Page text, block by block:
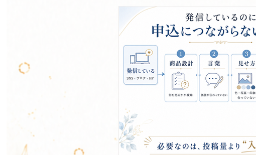
集客の入口をつくることです。 ここで
いう「色」は、ただきれいに見せるため
のものではありません。 色は、第一印
象をつくります。 信頼感をつくりま
す。 価格の見え方にも関わります。 サ
ービスの雰囲気や、誰に向けたものなの
かを、言葉より先に伝えることがありま
す。 でも、色だけを整えても、申込に
つながるとは限りません。 なぜなら、
ビジネスには